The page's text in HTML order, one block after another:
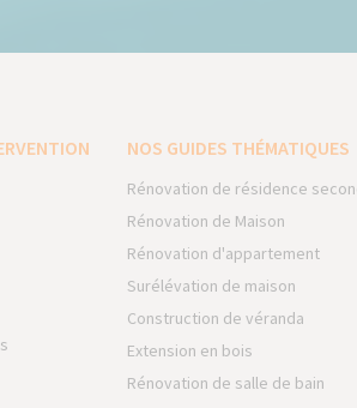
NOS GUIDES THÉMATIQUES
Rénovation de résidence
Rénovation de Maison
Rénovation d'appartement
Surélévation de maison
Construction de véranda
Extension en bois
Rénovation de salle de bain